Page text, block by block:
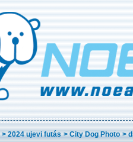
>2024 ujevi futás >City Dog Photo >